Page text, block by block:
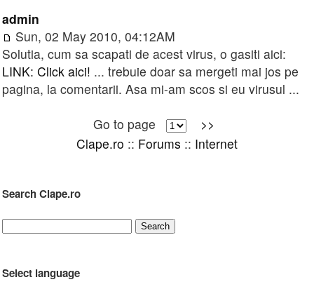
admin
Sun, 02 May 2010, 04:12AM
Solutia, cum sa scapati de acest virus, o gasiti aici:
LINK: Click aici! ... trebuie doar sa mergeti mai jos pe
pagina, la comentarii. Asa mi-am scos si eu virusul ...
Go to page
>>
Clape.ro :: Forums :: Internet
Search Clape.ro
Select language